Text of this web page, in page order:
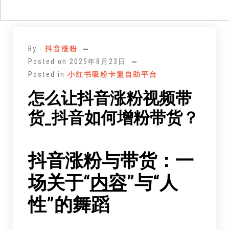
By - 抖音涨粉
Posted on 2025年8月23日
Posted in 小红书吸粉卡盟自助平台
怎么让抖音涨粉视频带
货_抖音如何增粉带货？
抖音涨粉与带货：一
场关于“内容”与“人
性”的舞蹈